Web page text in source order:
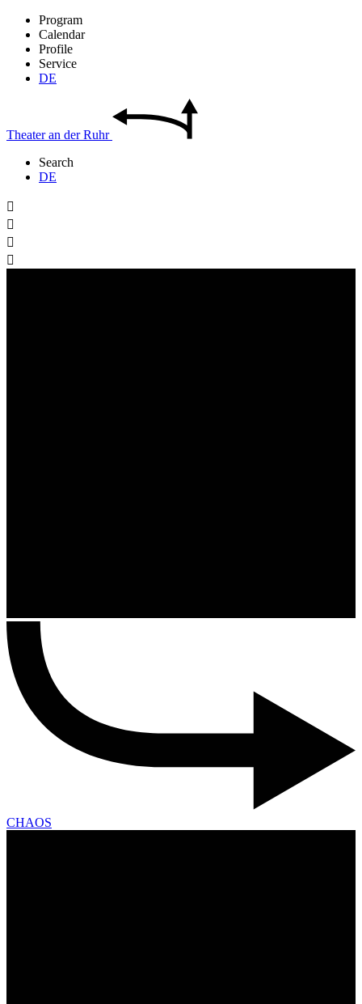
Program
Calendar
Profile
Service
DE
Theateran derRuhr
Search
DE




CHAOS